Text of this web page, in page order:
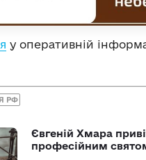
у оперативній
РФ
Євгеній Хмара
професійним